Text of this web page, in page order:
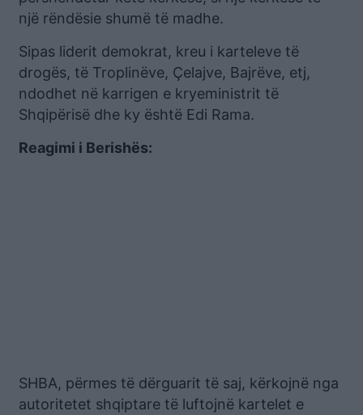
një rëndësie shumë të madhe.
Sipas liderit demokrat, kreu i karteleve të
drogës, të Troplinëve, Çelajve, Bajrëve, etj,
ndodhet në karrigen e kryeministrit të
Shqipërisë dhe ky është Edi Rama.
Reagimi i Berishës:
SHBA, përmes të dërguarit të saj, kërkojnë nga
autoritetet shqiptare të luftojnë kartelet e